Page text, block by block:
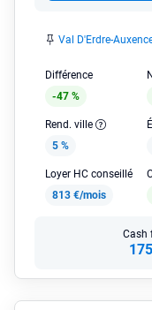
Val D'Erdre-
Différence
-47 %
Rend. ville
5 %
Loyer HC conseillé
813 €/mois
Cash